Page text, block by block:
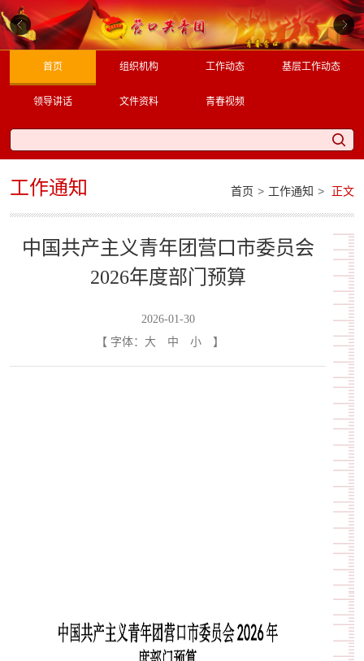
首页 组织机构 工作动态 基层工作动态
领导讲话 文件资料 青春视频
工作通知 首页 > 工作通知 > 正文
中国共产主义青年团营口市委员会
2026年度部门预算
2026-01-30
【 字体： 大 中 小 】